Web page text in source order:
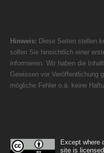
Hinweis: Diese Seiten stellen
sollen Sie hinsichtlich einer
informieren. Wir haben die
Gewissen vor Veröffentlichung
mögliche Fehler o.ä. keine
Except where
site is